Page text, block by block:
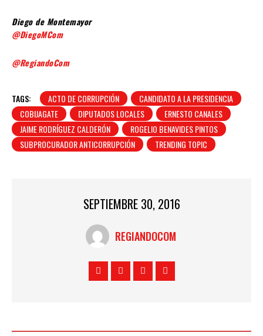
Diego de Montemayor
@DiegoMCom
@RegiandoCom
TAGS: ACTO DE CORRUPCIÓN
CANDIDATO A LA PRESIDENCIA
COBIJAGATE
DIPUTADOS LOCALES
ERNESTO CANALES
JAIME RODRÍGUEZ CALDERÓN
ROGELIO BENAVIDES PINTOS
SUBPROCURADOR ANTICORRUPCIÓN
TRENDING TOPIC
SEPTIEMBRE 30, 2016
REGIANDOCOM